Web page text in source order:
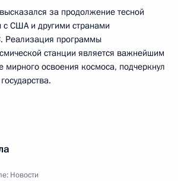
за продолжение тесной
с США и другими странами
Реализация программы
станции является важнейшим
мирного освоения космоса, подчеркнул
Новости